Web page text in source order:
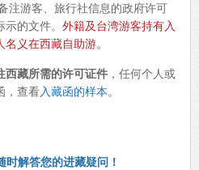
注游客、旅行社信息的政府许可
的文件。 外籍及台湾游客持有入
义在西藏自助游。
西藏所需的许可证件 ，任何个人或
，查看入藏函的样本。
时解答您的进藏疑问！